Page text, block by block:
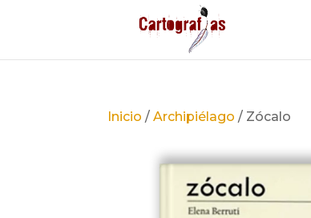
Inicio /Archipiélago / Zócalo